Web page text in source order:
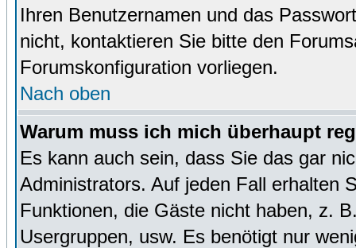
Ihren Benutzernamen und das
nicht, kontaktieren Sie bitte den
Forumskonfiguration vorliegen.
Nach oben
Warum muss ich mich überhaupt
Es kann auch sein, dass Sie das gar
Administrators. Auf jeden Fall erhalten
Funktionen, die Gäste nicht haben, z.
Usergruppen, usw. Es benötigt nur